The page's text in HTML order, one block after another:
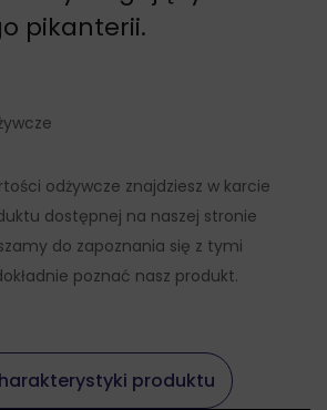
pikanterii.
odżywcze znajdziesz w karcie
dostępnej na naszej stronie
do zapoznania się z tymi
poznać nasz produkt.
produktu